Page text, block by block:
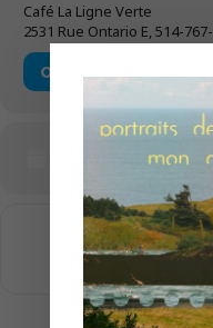
Café La Ligne Verte
2531 Rue Ontario E, 514-
OTHER EVENTS
CALENDAR
Get
Directions